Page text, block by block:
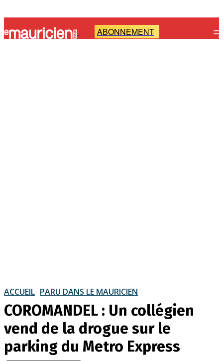
- ABONNEMENT
ACCUEIL PARU DANS LE MAURICIEN
COROMANDEL : Un collégien
vend de la drogue sur le
parking du Metro Express